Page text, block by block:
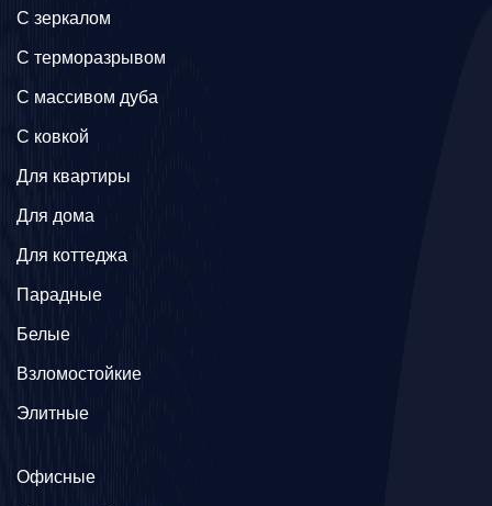
C зеркалом
C терморазрывом
C массивом дуба
C ковкой
Для квартиры
Для дома
Для коттеджа
Парадные
Белые
Взломостойкие
Элитные
Офисные